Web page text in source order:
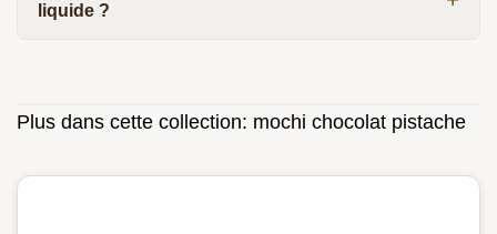
liquide ?
Plus dans cette collection: mochi chocolat pistache